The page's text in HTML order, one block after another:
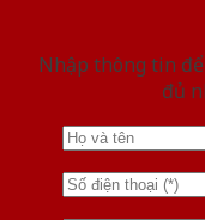
Nhập thông tin
đủ